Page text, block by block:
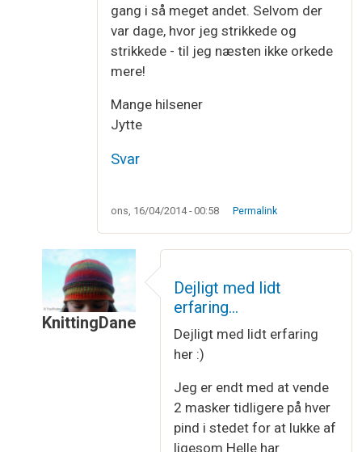
gang i så meget andet. Selvom der
var dage, hvor jeg strikkede og
strikkede - til jeg næsten ikke orkede
mere!
Mange hilsener
Jytte
Svar
ons, 16/04/2014 - 00:58 Permalink
KnittingDane
KællingesjalafJytte Høj Hammer
Dejligt med lidt
erfaring…
Dejligt med lidt erfaring
her :)
Jeg er endt med at vende
2 masker tidligere på hver
pind i stedet for at lukke af
ligesom Helle har